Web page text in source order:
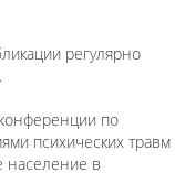
регулярно
по
психических травм
население в